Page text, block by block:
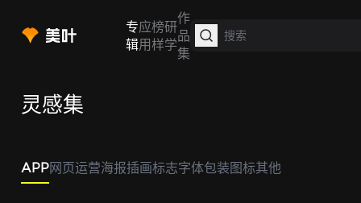
专
辑
应
用
榜
样
研
学
作
品
集
灵感集
APP网页运营海报插画标志字体包装图标其他